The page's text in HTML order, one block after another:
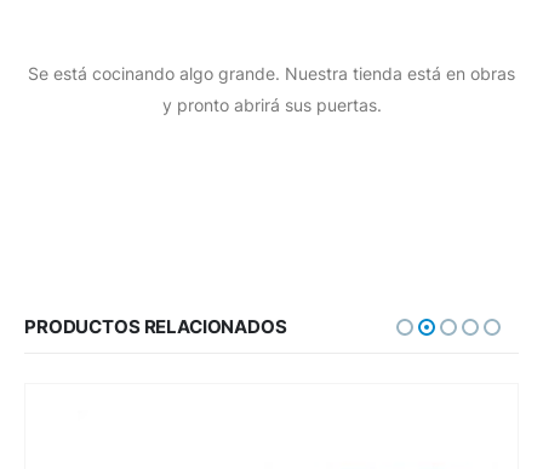
Se está cocinando algo grande. Nuestra tienda está en obras
y pronto abrirá sus puertas.
PRODUCTOS RELACIONADOS